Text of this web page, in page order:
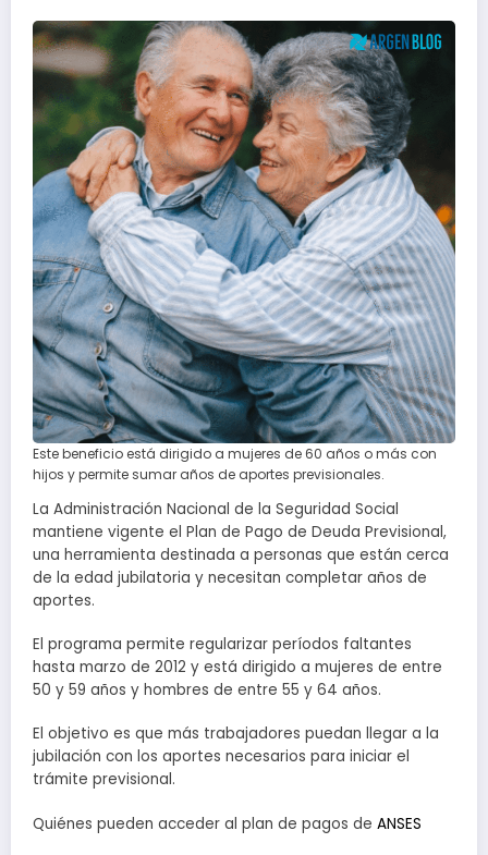
Este beneficio está dirigido a mujeres de 60 años o más con
hijos y permite sumar años de aportes previsionales.
La Administración Nacional de la Seguridad Social
mantiene vigente el Plan de Pago de Deuda Previsional,
una herramienta destinada a personas que están cerca
de la edad jubilatoria y necesitan completar años de
aportes.
El programa permite regularizar períodos faltantes
hasta marzo de 2012 y está dirigido a mujeres de entre
50 y 59 años y hombres de entre 55 y 64 años.
El objetivo es que más trabajadores puedan llegar a la
jubilación con los aportes necesarios para iniciar el
trámite previsional.
Quiénes pueden acceder al plan de pagos de ANSES